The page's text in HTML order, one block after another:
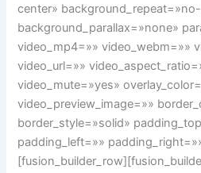
center»
background_parallax=»none»
video_mp4=»» video_webm=»»
video_url=»»
video_mute=»yes»
video_preview_image=»»
border_style=»solid»
padding_left=»»